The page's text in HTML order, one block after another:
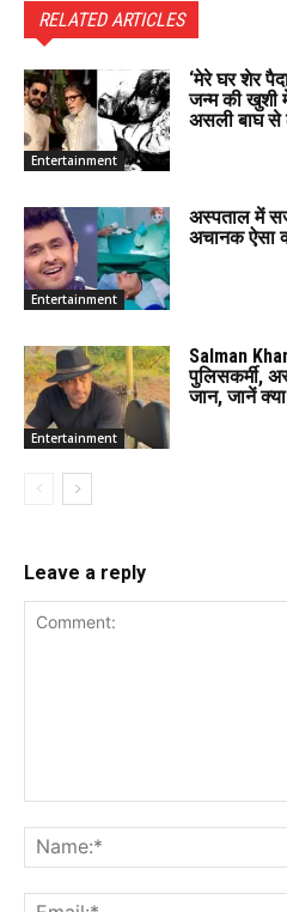
RELATED ARTICLES
Entertainment
‘मेरे घर शेर
जन्म की खुशी
असली बाघ से
Entertainment
अस्पताल में
अचानक ऐसा
Entertainment
Salman
पुलिसकर्मी,
जान, जानें
Leave a reply